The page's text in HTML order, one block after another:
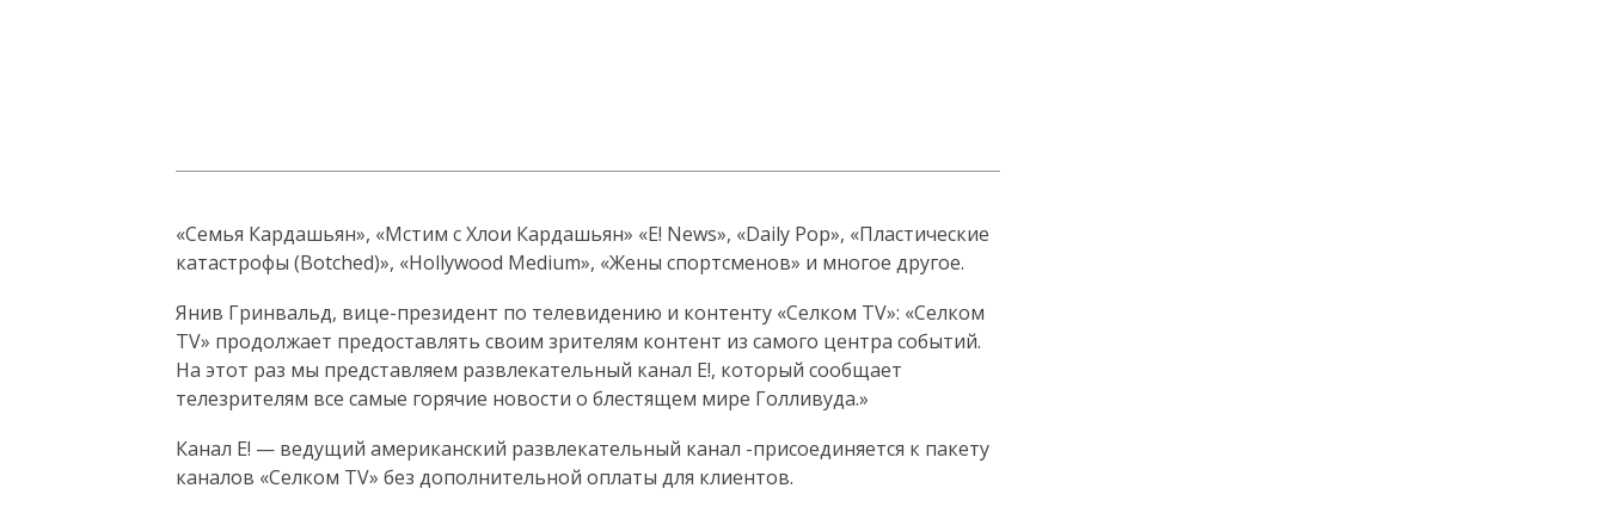
«Семья Кардашьян», «Мстим с Хлои Кардашьян» «E! News», «Daily Pop», «Пластические
катастрофы (Botched)», «Hollywood Medium», «Жены спортсменов» и многое другое.
Янив Гринвальд, вице-президент по телевидению и контенту «Селком TV»: «Селком
TV» продолжает предоставлять своим зрителям контент из самого центра событий.
На этот раз мы представляем развлекательный канал E!, который сообщает
телезрителям все самые горячие новости о блестящем мире Голливуда.»
Канал E! — ведущий американский развлекательный канал -присоединяется к пакету
каналов «Селком TV» без дополнительной оплаты для клиентов.